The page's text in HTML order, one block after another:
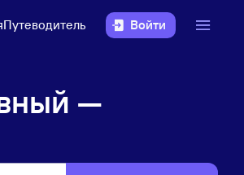
Путеводитель Войти
—